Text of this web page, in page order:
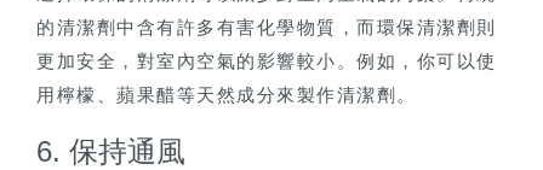
的清潔劑中含有許多有害化學物質，而環保清潔劑則
更加安全，對室內空氣的影響較小。例如，你可以使
用檸檬、蘋果醋等天然成分來製作清潔劑。
6. 保持通風